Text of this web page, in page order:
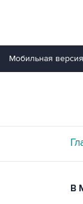
Мобильная версия
В